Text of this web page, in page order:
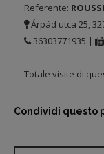
Referente:
Árpád utca 25,
36303771935 |
Totale visite di
Condividi questo